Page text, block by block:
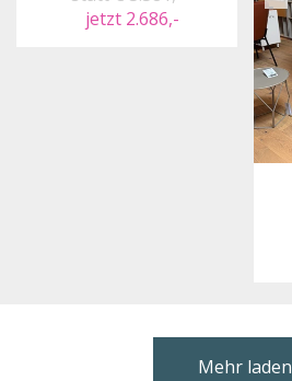
jetzt 2.686,-
Mehr laden